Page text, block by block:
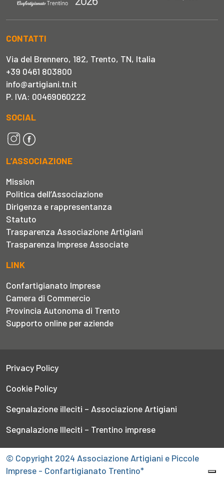
CONTATTI
Via del Brennero, 182, Trento, TN, Italia
+39 0461 803800
info@artigiani.tn.it
P. IVA: 00469060222
SOCIAL
L’ASSOCIAZIONE
Mission
Politica dell’Associazione
Dirigenza e rappresentanza
Statuto
Trasparenza Associazione Artigiani
Trasparenza Imprese Associate
LINK
Confartigianato Imprese
Camera di Commercio
Provincia Autonoma di Trento
Supporto online per aziende
Privacy Policy
Cookie Policy
Segnalazione illeciti – Associazione Artigiani
Segnalazione Illeciti – Trentino imprese
© Copyright 2024 Associazione Artigiani e Piccole
Imprese - Confartigianato Trentino*